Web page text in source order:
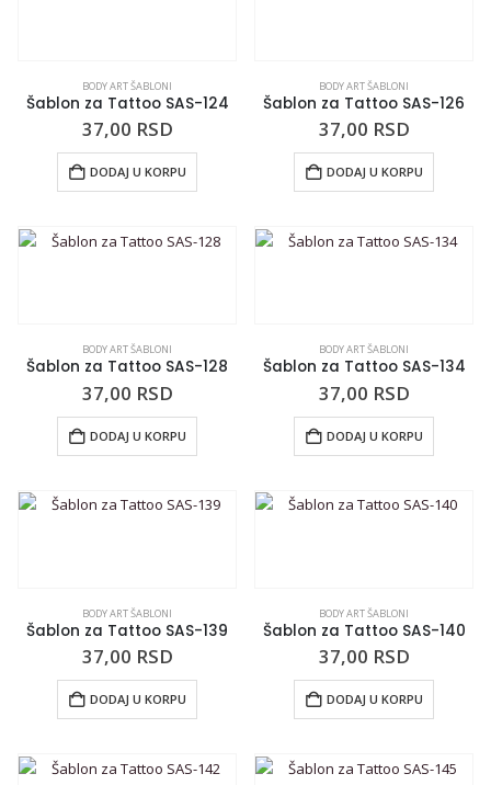
BODY ART ŠABLONI
Šablon za Tattoo SAS-124
37,00 RSD
DODAJ U KORPU
BODY ART ŠABLONI
Šablon za Tattoo SAS-126
37,00 RSD
DODAJ U KORPU
BODY ART ŠABLONI
Šablon za Tattoo SAS-128
37,00 RSD
DODAJ U KORPU
BODY ART ŠABLONI
Šablon za Tattoo SAS-134
37,00 RSD
DODAJ U KORPU
BODY ART ŠABLONI
Šablon za Tattoo SAS-139
37,00 RSD
DODAJ U KORPU
BODY ART ŠABLONI
Šablon za Tattoo SAS-140
37,00 RSD
DODAJ U KORPU